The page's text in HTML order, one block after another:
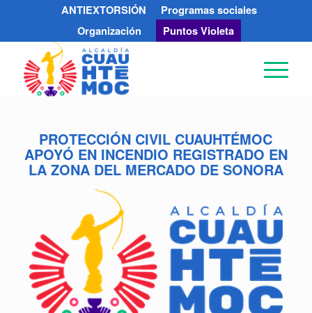
ANTIEXTORSIÓN
Programas sociales
Organización
Puntos Violeta
PROTECCIÓN CIVIL CUAUHTÉMOC
APOYÓ EN INCENDIO REGISTRADO EN
LA ZONA DEL MERCADO DE SONORA